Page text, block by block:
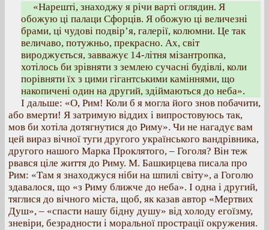
«Нарешті, знаходжу я річи варті оглядин. Я
обожую ці палаци Сфорців. Я обожую ці величезні
брами, ці чудові подвір’я, галерії, колюмни. Це так
величаво, потужньо, прекрасно. Ах, світ
вироджується, завважує 14-літня мізантропка,
хотілось би зрівняти з землею сучасні будівлі, коли
порівняти їх з цими гігантськими каміннями, що
накопичені один на другий, здіймаються до неба».
І дальше: «О, Рим! Коли б я могла його знов побачити,
або вмерти! Я затримую віддих і випростовуюсь так,
мов би хотіла дотягнутися до Риму». Чи не нагадує вам
цей вираз вічної туги другого українського вандрівника,
другого нашого Марка Проклятого, – Гоголя? Він теж
рвався ціле життя до Риму. М. Башкирцева писала про
Рим: «Там я знаходжуся ніби на шпилі світу», а Гоголю
здавалося, що «з Риму ближче до неба». І одна і другий,
тяглися до вічного міста, щоб, як казав автор «Мертвих
Душ», – «спасти нашу бідну душу» від холоду егоїзму,
зневіри, безрадности і моральної прострації окружения.